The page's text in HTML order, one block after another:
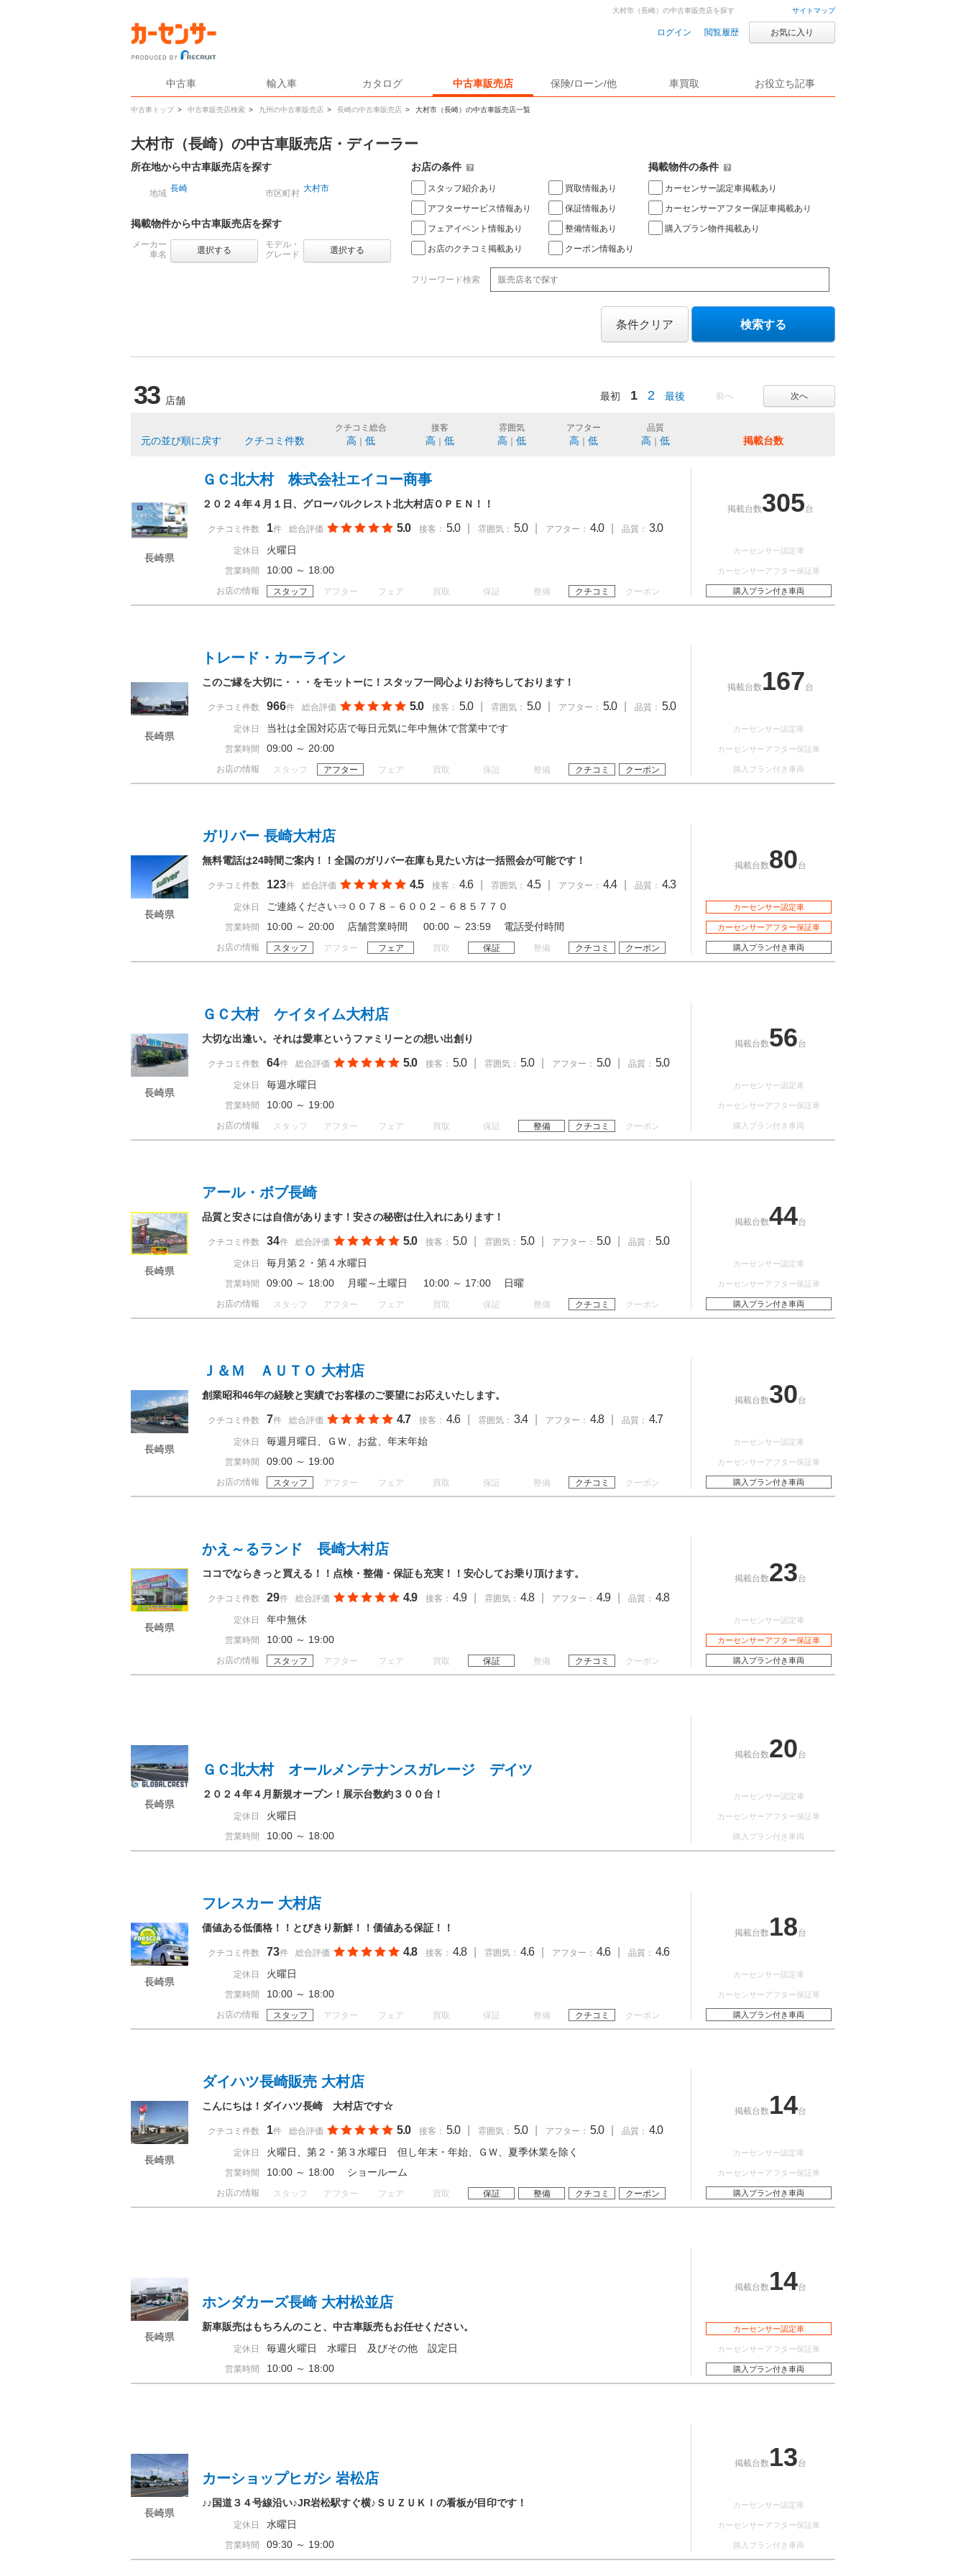
サイトマップ
ログイン 閲覧履歴 お気に入り
中古車 輸入車 カタログ 中古車販売店 保険/ローン/他 車買取 お役立ち記事
中古車トップ > 中古車販売店検索 > 九州の中古車販売店 > 長崎の中古車販売店 > 大村市（長崎）の中古車販売店一覧
大村市（長崎）の中古車販売店を探す
大村市（長崎）の中古車販売店・ディーラー
所在地から中古車販売店を探す
地域 長崎 市区町村 大村市
掲載物件から中古車販売店を探す
メーカー
車名
選択する
モデル・
グレード
選択する
お店の条件
スタッフ紹介あり
アフターサービス情報あり
フェアイベント情報あり
お店のクチコミ掲載あり
買取情報あり
保証情報あり
整備情報あり
クーポン情報あり
掲載物件の条件
カーセンサー認定車掲載あり
カーセンサーアフター保証車掲載あり
購入プラン物件掲載あり
フリーワード検索
条件クリア 検索する
33 店舗 前へ 次へ
最初 1 2 最後
元の並び順に戻す クチコミ件数
クチコミ総合
高 低
接客
高 低
雰囲気
高 低
アフター
高 低
品質
高 低 掲載台数
長崎県
ＧＣ北大村 株式会社エイコー商事
２０２４年４月１日、グローバルクレスト北大村店ＯＰＥＮ！！
クチコミ件数 1件 総合評価 5.0 接客： 5.0 雰囲気： 5.0 アフター： 4.0 品質： 3.0
定休日 火曜日
営業時間 10:00 ～ 18:00
お店の情報 スタッフ アフター フェア 買取 保証 整備 クチコミ クーポン
掲載台数305台
カーセンサー認定車
カーセンサーアフター保証車
購入プラン付き車両
長崎県
トレード・カーライン
このご縁を大切に・・・をモットーに！スタッフ一同心よりお待ちしております！
クチコミ件数 966件 総合評価 5.0 接客： 5.0 雰囲気： 5.0 アフター： 5.0 品質： 5.0
定休日 当社は全国対応店で毎日元気に年中無休で営業中です
営業時間 09:00 ～ 20:00
お店の情報 スタッフ アフター フェア 買取 保証 整備 クチコミ クーポン
掲載台数 167台
カーセンサー認定車
カーセンサーアフター保証車
購入プラン付き車両
長崎県
ガリバー 長崎大村店
無料電話は24時間ご案内！！全国のガリバー在庫も見たい方は一括照会が可能です！
クチコミ件数 123件 総合評価 4.5 接客： 4.6 雰囲気： 4.5 アフター： 4.4 品質： 4.3
定休日 ご連絡ください⇒００７８－６００２－６８５７７０
営業時間 10:00 ～ 20:00 店舗営業時間 00:00 ～ 23:59 電話受付時間
お店の情報 スタッフ アフター フェア 買取 保証 整備 クチコミ クーポン
掲載台数80台
カーセンサー認定車
カーセンサーアフター保証車
購入プラン付き車両
長崎県
ＧＣ大村 ケイタイム大村店
大切な出逢い。それは愛車というファミリーとの想い出創り
クチコミ件数 64件 総合評価 5.0 接客： 5.0 雰囲気： 5.0 アフター： 5.0 品質： 5.0
定休日 毎週水曜日
営業時間 10:00 ～ 19:00
お店の情報 スタッフ アフター フェア 買取 保証 整備 クチコミ クーポン
掲載台数56台
カーセンサー認定車
カーセンサーアフター保証車
購入プラン付き車両
長崎県
アール・ボブ長崎
品質と安さには自信があります！安さの秘密は仕入れにあります！
クチコミ件数 34件 総合評価 5.0 接客： 5.0 雰囲気： 5.0 アフター： 5.0 品質： 5.0
定休日 毎月第２・第４水曜日
営業時間 09:00 ～ 18:00 月曜～土曜日 10:00 ～ 17:00 日曜
お店の情報 スタッフ アフター フェア 買取 保証 整備 クチコミ クーポン
掲載台数44台
カーセンサー認定車
カーセンサーアフター保証車
購入プラン付き車両
長崎県
Ｊ＆Ｍ ＡＵＴＯ 大村店
創業昭和46年の経験と実績でお客様のご要望にお応えいたします。
クチコミ件数 7件 総合評価 4.7 接客： 4.6 雰囲気： 3.4 アフター： 4.8 品質： 4.7
定休日 毎週月曜日、ＧＷ、お盆、年末年始
営業時間 09:00 ～ 19:00
お店の情報 スタッフ アフター フェア 買取 保証 整備 クチコミ クーポン
掲載台数30台
カーセンサー認定車
カーセンサーアフター保証車
購入プラン付き車両
長崎県
かえ～るランド 長崎大村店
ココでならきっと買える！！点検・整備・保証も充実！！安心してお乗り頂けます。
クチコミ件数 29件 総合評価 4.9 接客： 4.9 雰囲気： 4.8 アフター： 4.9 品質： 4.8
定休日 年中無休
営業時間 10:00 ～ 19:00
お店の情報 スタッフ アフター フェア 買取 保証 整備 クチコミ クーポン
掲載台数23台
カーセンサー認定車
カーセンサーアフター保証車
購入プラン付き車両
長崎県
ＧＣ北大村 オールメンテナンスガレージ デイツ
２０２４年４月新規オープン！展示台数約３００台！
定休日 火曜日
営業時間 10:00 ～ 18:00
掲載台数20台
カーセンサー認定車
カーセンサーアフター保証車
購入プラン付き車両
長崎県
フレスカー 大村店
価値ある低価格！！とびきり新鮮！！価値ある保証！！
クチコミ件数 73件 総合評価 4.8 接客： 4.8 雰囲気： 4.6 アフター： 4.6 品質： 4.6
定休日 火曜日
営業時間 10:00 ～ 18:00
お店の情報 スタッフ アフター フェア 買取 保証 整備 クチコミ クーポン
掲載台数 18台
カーセンサー認定車
カーセンサーアフター保証車
購入プラン付き車両
長崎県
ダイハツ長崎販売 大村店
こんにちは！ダイハツ長崎 大村店です☆
クチコミ件数 1件 総合評価 5.0 接客： 5.0 雰囲気： 5.0 アフター： 5.0 品質： 4.0
定休日 火曜日、第２・第３水曜日 但し年末・年始、ＧＷ、夏季休業を除く
営業時間 10:00 ～ 18:00 ショールーム
お店の情報 スタッフ アフター フェア 買取 保証 整備 クチコミ クーポン
掲載台数 14台
カーセンサー認定車
カーセンサーアフター保証車
購入プラン付き車両
長崎県
ホンダカーズ長崎 大村松並店
新車販売はもちろんのこと、中古車販売もお任せください。
定休日 毎週火曜日 水曜日 及びその他 設定日
営業時間 10:00 ～ 18:00
掲載台数 14台
カーセンサー認定車
カーセンサーアフター保証車
購入プラン付き車両
長崎県
カーショップヒガシ 岩松店
♪♪国道３４号線沿い♪JR岩松駅すぐ横♪ＳＵＺＵＫＩの看板が目印です！
定休日 水曜日
営業時間 09:30 ～ 19:00
掲載台数 13台
カーセンサー認定車
カーセンサーアフター保証車
購入プラン付き車両